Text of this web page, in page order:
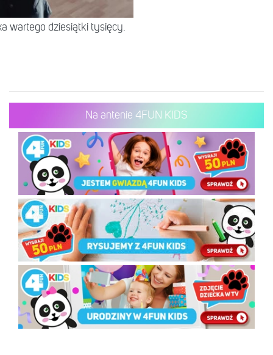
wartego dziesiątki tysięcy.
Na antenie 4FUN KIDS